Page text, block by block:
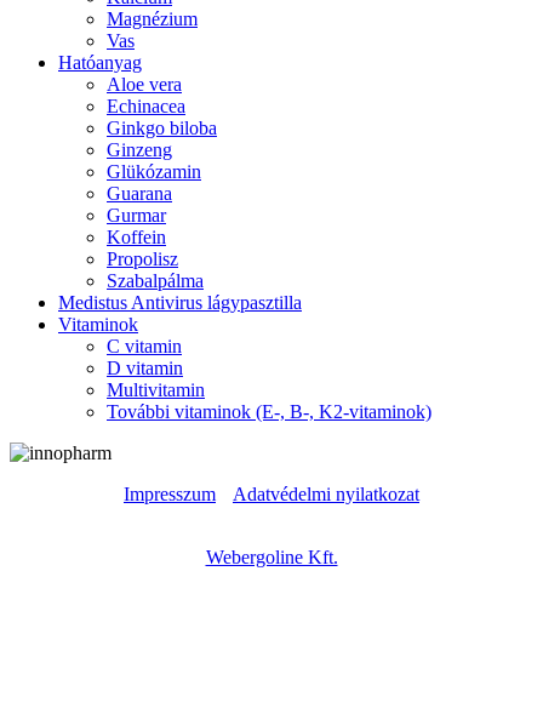
Magnézium
Vas
Hatóanyag
Aloe vera
Echinacea
Ginkgo biloba
Ginzeng
Glükózamin
Guarana
Gurmar
Koffein
Propolisz
Szabalpálma
Medistus Antivirus lágypasztilla
Vitaminok
C vitamin
D vitamin
Multivitamin
További vitaminok (E-, B-, K2-vitaminok)
Impresszum
Adatvédelmi nyilatkozat
Webergoline Kft.